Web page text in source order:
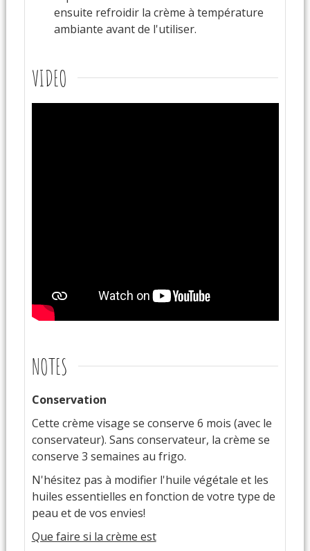
ensuite refroidir la crème à température
ambiante avant de l'utiliser.
VIDEO
NOTES
Conservation
Cette crème visage se conserve 6 mois (avec le
conservateur). Sans conservateur, la crème se
conserve 3 semaines au frigo.
N'hésitez pas à modifier l'huile végétale et les
huiles essentielles en fonction de votre type de
peau et de vos envies!
Que faire si la crème est